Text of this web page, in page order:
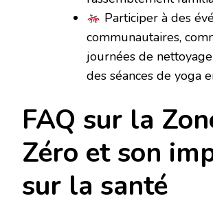
Participer à des
communautaires,
journées de
des séances de yoga
FAQ sur la
Zéro et son
sur la santé